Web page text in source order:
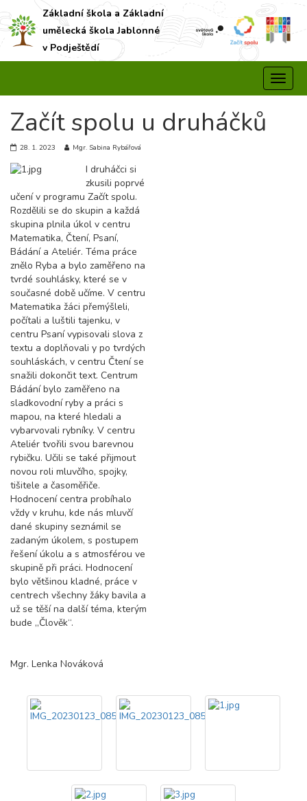
Základní škola a Základní
umělecká škola Jablonné
v Podještědí
Začít spolu u druháčků
28. 1. 2023 Mgr. Sabina Rybářová
I druháčci si
zkusili poprvé
učení v programu Začít spolu.
Rozdělili se do skupin a každá
skupina plnila úkol v centru
Matematika, Čtení, Psaní,
Bádání a Ateliér. Téma práce
znělo Ryba a bylo zaměřeno na
tvrdé souhlásky, které se v
současné době učíme. V centru
Matematika žáci přemýšleli,
počítali a luštili tajenku, v
centru Psaní vypisovali slova z
textu a doplňovali y po tvrdých
souhláskách, v centru Čtení se
snažili dokončit text. Centrum
Bádání bylo zaměřeno na
sladkovodní ryby a práci s
mapou, na které hledali a
vybarvovali rybníky. V centru
Ateliér tvořili svou barevnou
rybičku. Učili se také přijmout
novou roli mluvčího, spojky,
tišitele a časoměřiče.
Hodnocení centra probíhalo
vždy v kruhu, kde nás mluvčí
dané skupiny seznámil se
zadaným úkolem, s postupem
řešení úkolu a s atmosférou ve
skupině při práci. Hodnocení
bylo většinou kladné, práce v
centrech všechny žáky bavila a
už se těší na další téma, kterým
bude „Člověk“.
Mgr. Lenka Nováková